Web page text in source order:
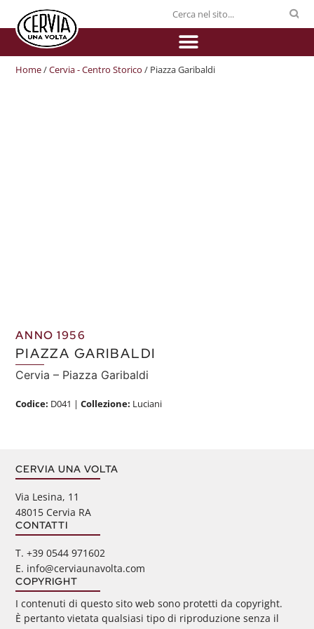
Home/Cervia - Centro Storico / Piazza Garibaldi
ANNO 1956
PIAZZA GARIBALDI
Cervia – Piazza Garibaldi
Codice: D041 |Collezione: Luciani
CERVIA UNA VOLTA
Via Lesina, 11
48015 Cervia RA
CONTATTI
‭T. +39 0544 971602
E. info@cerviaunavolta.com
COPYRIGHT
I contenuti di questo sito web sono protetti da copyright.
È pertanto vietata qualsiasi tipo di riproduzione senza il